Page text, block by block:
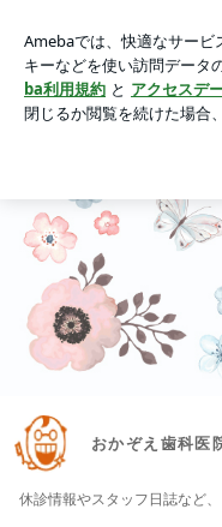
アプリをダウンロードし
ょう。
おかぞえ歯科医
休診情報やスタッフ日誌など